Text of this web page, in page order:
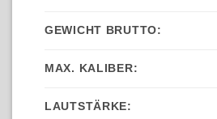
GEWICHT BRUTTO:
MAX. KALIBER:
LAUTSTÄRKE: